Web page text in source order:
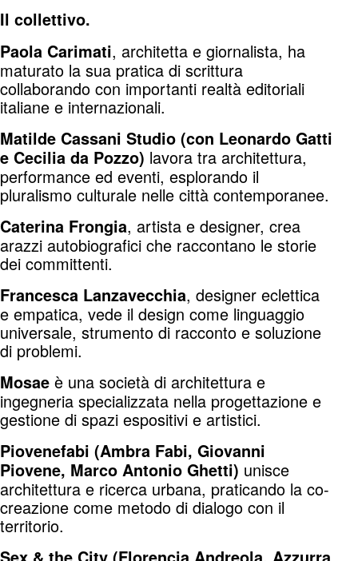
Il collettivo.
Paola Carimati, architetta e giornalista, ha
maturato la sua pratica di scrittura
collaborando con importanti realtà editoriali
italiane e internazionali.
Matilde Cassani Studio (con Leonardo Gatti
e Cecilia da Pozzo) lavora tra architettura,
performance ed eventi, esplorando il
pluralismo culturale nelle città contemporanee.
Caterina Frongia, artista e designer, crea
arazzi autobiografici che raccontano le storie
dei committenti.
Francesca Lanzavecchia, designer eclettica
e empatica, vede il design come linguaggio
universale, strumento di racconto e soluzione
di problemi.
Mosae è una società di architettura e
ingegneria specializzata nella progettazione e
gestione di spazi espositivi e artistici.
Piovenefabi (Ambra Fabi, Giovanni
Piovene, Marco Antonio Ghetti) unisce
architettura e ricerca urbana, praticando la co-
creazione come metodo di dialogo con il
territorio.